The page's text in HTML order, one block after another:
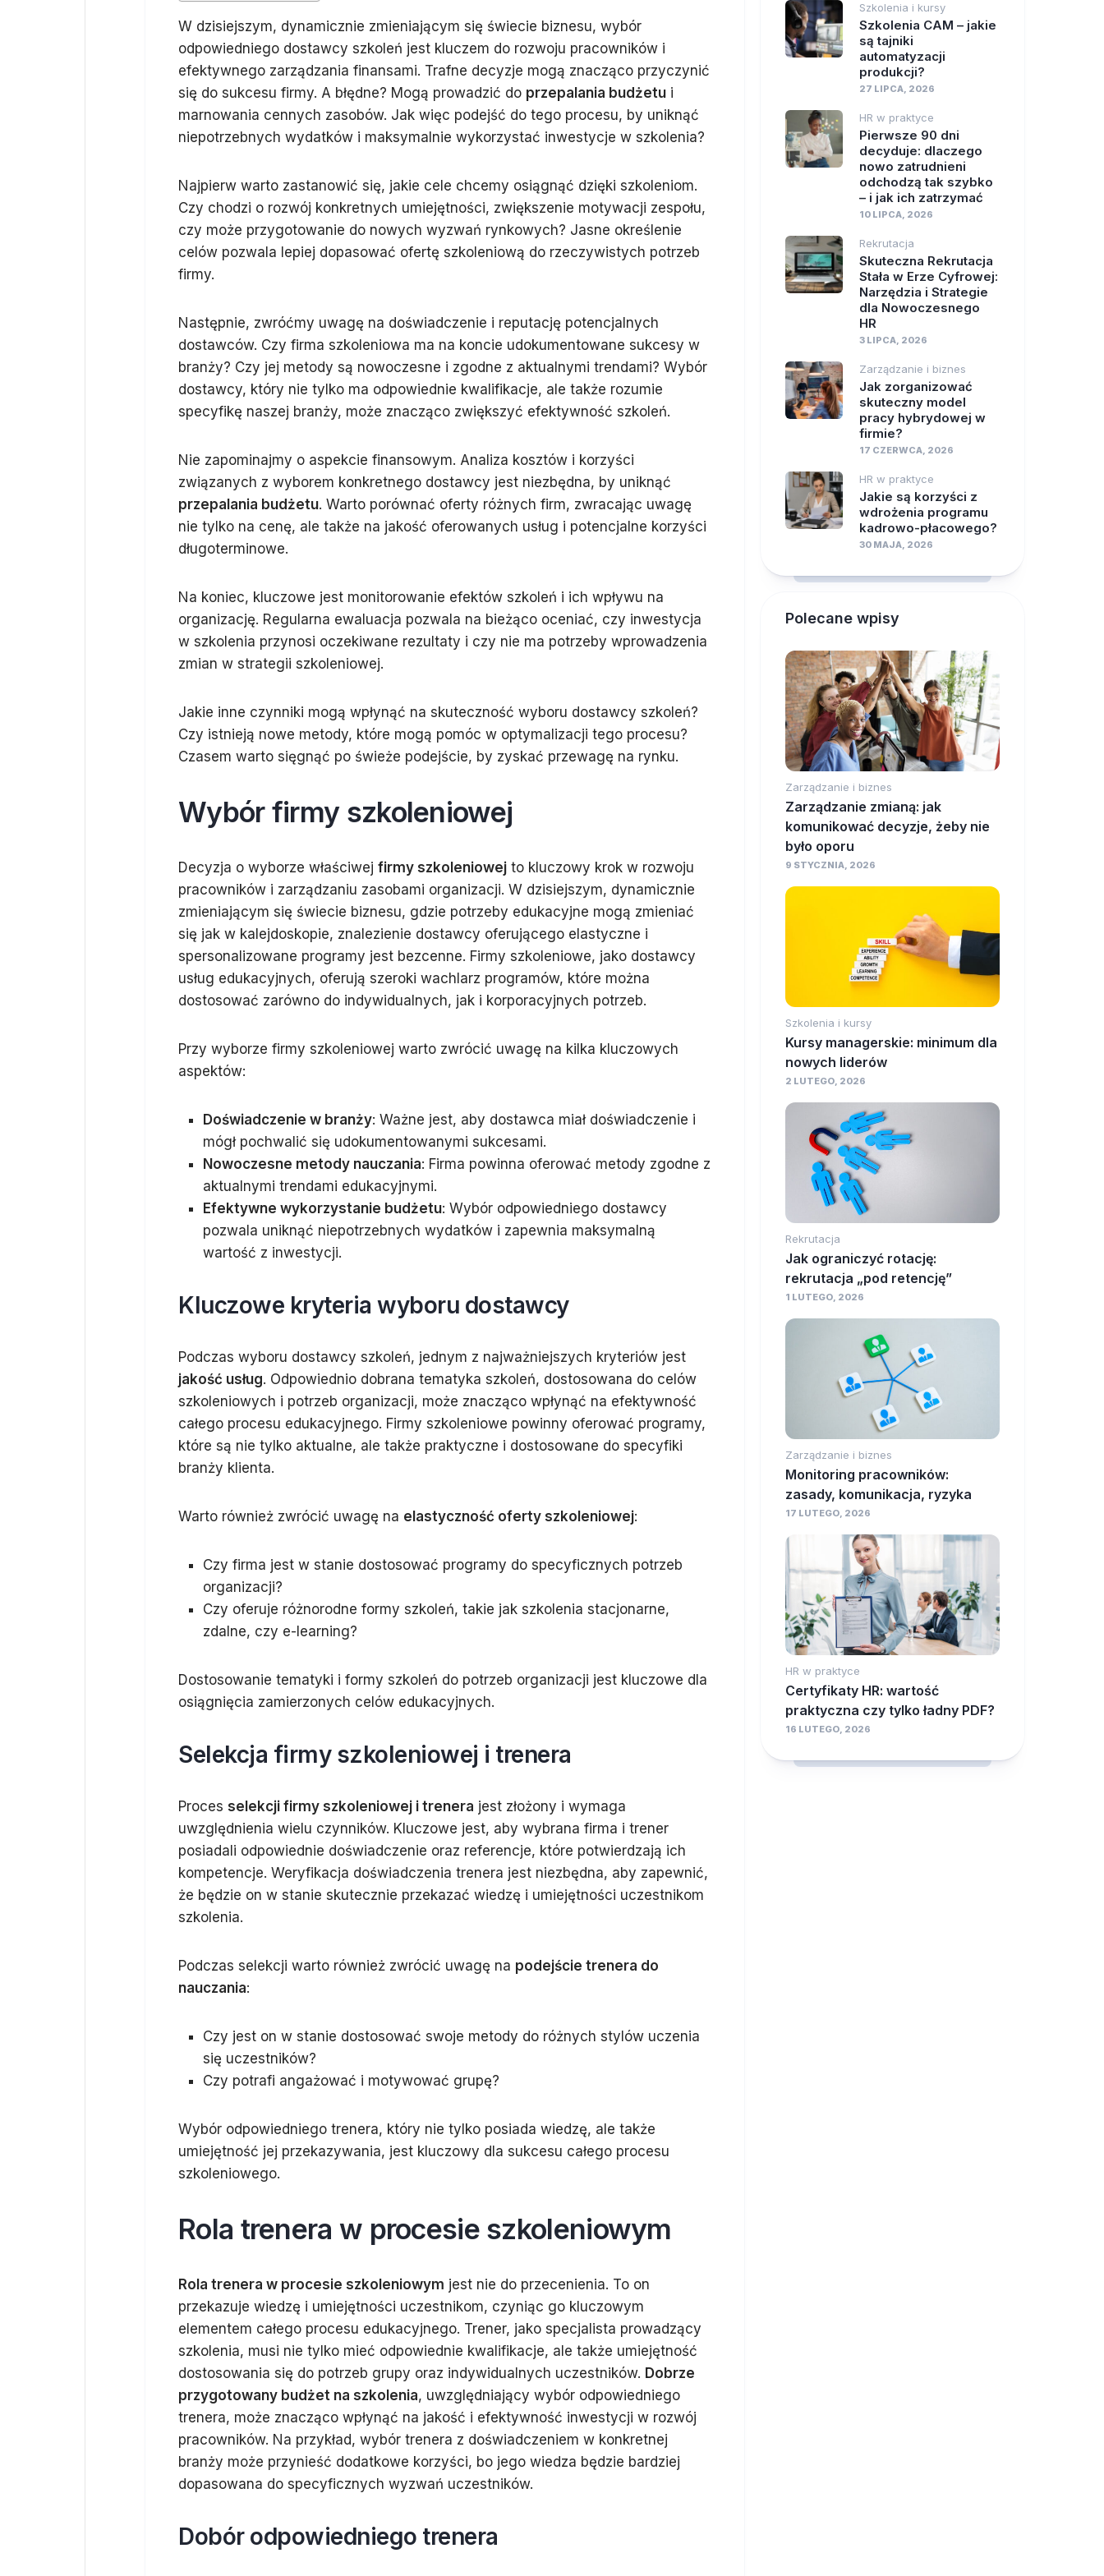
W dzisiejszym, dynamicznie zmieniającym się świecie biznesu, wybór
odpowiedniego dostawcy szkoleń jest kluczem do rozwoju pracowników i
efektywnego zarządzania finansami. Trafne decyzje mogą znacząco przyczynić
się do sukcesu firmy. A błędne? Mogą prowadzić do przepalania budżetu i
marnowania cennych zasobów. Jak więc podejść do tego procesu, by uniknąć
niepotrzebnych wydatków i maksymalnie wykorzystać inwestycje w szkolenia?
Najpierw warto zastanowić się, jakie cele chcemy osiągnąć dzięki szkoleniom.
Czy chodzi o rozwój konkretnych umiejętności, zwiększenie motywacji zespołu,
czy może przygotowanie do nowych wyzwań rynkowych? Jasne określenie
celów pozwala lepiej dopasować ofertę szkoleniową do rzeczywistych potrzeb
firmy.
Następnie, zwróćmy uwagę na doświadczenie i reputację potencjalnych
dostawców. Czy firma szkoleniowa ma na koncie udokumentowane sukcesy w
branży? Czy jej metody są nowoczesne i zgodne z aktualnymi trendami? Wybór
dostawcy, który nie tylko ma odpowiednie kwalifikacje, ale także rozumie
specyfikę naszej branży, może znacząco zwiększyć efektywność szkoleń.
Nie zapominajmy o aspekcie finansowym. Analiza kosztów i korzyści
związanych z wyborem konkretnego dostawcy jest niezbędna, by uniknąć
przepalania budżetu. Warto porównać oferty różnych firm, zwracając uwagę
nie tylko na cenę, ale także na jakość oferowanych usług i potencjalne korzyści
długoterminowe.
Na koniec, kluczowe jest monitorowanie efektów szkoleń i ich wpływu na
organizację. Regularna ewaluacja pozwala na bieżąco oceniać, czy inwestycja
w szkolenia przynosi oczekiwane rezultaty i czy nie ma potrzeby wprowadzenia
zmian w strategii szkoleniowej.
Jakie inne czynniki mogą wpłynąć na skuteczność wyboru dostawcy szkoleń?
Czy istnieją nowe metody, które mogą pomóc w optymalizacji tego procesu?
Czasem warto sięgnąć po świeże podejście, by zyskać przewagę na rynku.
Wybór firmy szkoleniowej
Decyzja o wyborze właściwej firmy szkoleniowej to kluczowy krok w rozwoju
pracowników i zarządzaniu zasobami organizacji. W dzisiejszym, dynamicznie
zmieniającym się świecie biznesu, gdzie potrzeby edukacyjne mogą zmieniać
się jak w kalejdoskopie, znalezienie dostawcy oferującego elastyczne i
spersonalizowane programy jest bezcenne. Firmy szkoleniowe, jako dostawcy
usług edukacyjnych, oferują szeroki wachlarz programów, które można
dostosować zarówno do indywidualnych, jak i korporacyjnych potrzeb.
Przy wyborze firmy szkoleniowej warto zwrócić uwagę na kilka kluczowych
aspektów:
Doświadczenie w branży: Ważne jest, aby dostawca miał doświadczenie i
mógł pochwalić się udokumentowanymi sukcesami.
Nowoczesne metody nauczania: Firma powinna oferować metody zgodne z
aktualnymi trendami edukacyjnymi.
Efektywne wykorzystanie budżetu: Wybór odpowiedniego dostawcy
pozwala uniknąć niepotrzebnych wydatków i zapewnia maksymalną
wartość z inwestycji.
Kluczowe kryteria wyboru dostawcy
Podczas wyboru dostawcy szkoleń, jednym z najważniejszych kryteriów jest
jakość usług. Odpowiednio dobrana tematyka szkoleń, dostosowana do celów
szkoleniowych i potrzeb organizacji, może znacząco wpłynąć na efektywność
całego procesu edukacyjnego. Firmy szkoleniowe powinny oferować programy,
które są nie tylko aktualne, ale także praktyczne i dostosowane do specyfiki
branży klienta.
Warto również zwrócić uwagę na elastyczność oferty szkoleniowej:
Czy firma jest w stanie dostosować programy do specyficznych potrzeb
organizacji?
Czy oferuje różnorodne formy szkoleń, takie jak szkolenia stacjonarne,
zdalne, czy e-learning?
Dostosowanie tematyki i formy szkoleń do potrzeb organizacji jest kluczowe dla
osiągnięcia zamierzonych celów edukacyjnych.
Selekcja firmy szkoleniowej i trenera
Proces selekcji firmy szkoleniowej i trenera jest złożony i wymaga
uwzględnienia wielu czynników. Kluczowe jest, aby wybrana firma i trener
posiadali odpowiednie doświadczenie oraz referencje, które potwierdzają ich
kompetencje. Weryfikacja doświadczenia trenera jest niezbędna, aby zapewnić,
że będzie on w stanie skutecznie przekazać wiedzę i umiejętności uczestnikom
szkolenia.
Podczas selekcji warto również zwrócić uwagę na podejście trenera do
nauczania:
Czy jest on w stanie dostosować swoje metody do różnych stylów uczenia
się uczestników?
Czy potrafi angażować i motywować grupę?
Wybór odpowiedniego trenera, który nie tylko posiada wiedzę, ale także
umiejętność jej przekazywania, jest kluczowy dla sukcesu całego procesu
szkoleniowego.
Rola trenera w procesie szkoleniowym
Rola trenera w procesie szkoleniowym jest nie do przecenienia. To on
przekazuje wiedzę i umiejętności uczestnikom, czyniąc go kluczowym
elementem całego procesu edukacyjnego. Trener, jako specjalista prowadzący
szkolenia, musi nie tylko mieć odpowiednie kwalifikacje, ale także umiejętność
dostosowania się do potrzeb grupy oraz indywidualnych uczestników. Dobrze
przygotowany budżet na szkolenia, uwzględniający wybór odpowiedniego
trenera, może znacząco wpłynąć na jakość i efektywność inwestycji w rozwój
pracowników. Na przykład, wybór trenera z doświadczeniem w konkretnej
branży może przynieść dodatkowe korzyści, bo jego wiedza będzie bardziej
dopasowana do specyficznych wyzwań uczestników.
Dobór odpowiedniego trenera
Szkolenia i kursy
Szkolenia CAM – jakie
są tajniki
automatyzacji
produkcji?
27 LIPCA, 2026
HR w praktyce
Pierwsze 90 dni
decyduje: dlaczego
nowo zatrudnieni
odchodzą tak szybko
– i jak ich zatrzymać
10 LIPCA, 2026
Rekrutacja
Skuteczna Rekrutacja
Stała w Erze Cyfrowej:
Narzędzia i Strategie
dla Nowoczesnego
HR
3 LIPCA, 2026
Zarządzanie i biznes
Jak zorganizować
skuteczny model
pracy hybrydowej w
firmie?
17 CZERWCA, 2026
HR w praktyce
Jakie są korzyści z
wdrożenia programu
kadrowo-płacowego?
30 MAJA, 2026
Polecane wpisy
Zarządzanie i biznes
Zarządzanie zmianą: jak
komunikować decyzje, żeby nie
było oporu
9 STYCZNIA, 2026
Szkolenia i kursy
Kursy managerskie: minimum dla
nowych liderów
2 LUTEGO, 2026
Rekrutacja
Jak ograniczyć rotację:
rekrutacja „pod retencję”
1 LUTEGO, 2026
Zarządzanie i biznes
Monitoring pracowników:
zasady, komunikacja, ryzyka
17 LUTEGO, 2026
HR w praktyce
Certyfikaty HR: wartość
praktyczna czy tylko ładny PDF?
16 LUTEGO, 2026